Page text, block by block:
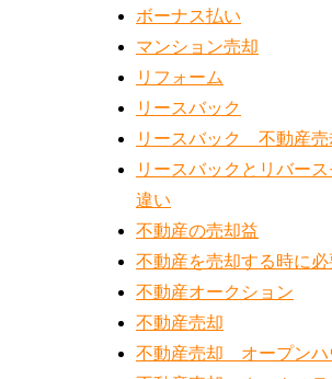
ボーナス払い
マンション売却
リフォーム
リースバック
リースバック 不動産売
リースバックとリバー
違い
不動産の売却益
不動産を売却する時に必
不動産オークション
不動産売却
不動産売却 オープンハ